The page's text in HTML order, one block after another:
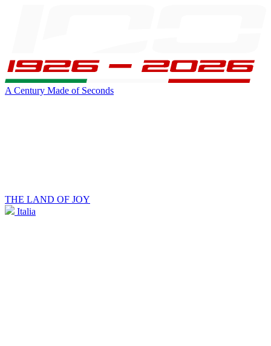
A Century Made of Seconds
THE LAND OF JOY
Italia